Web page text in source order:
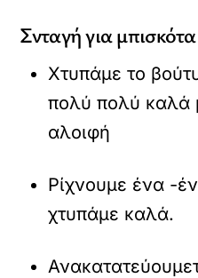
Σνταγή για
Χτυπάμε το
πολύ πολύ καλά
αλοιφή
Ρίχνουμε ένα -
χτυπάμε καλά.